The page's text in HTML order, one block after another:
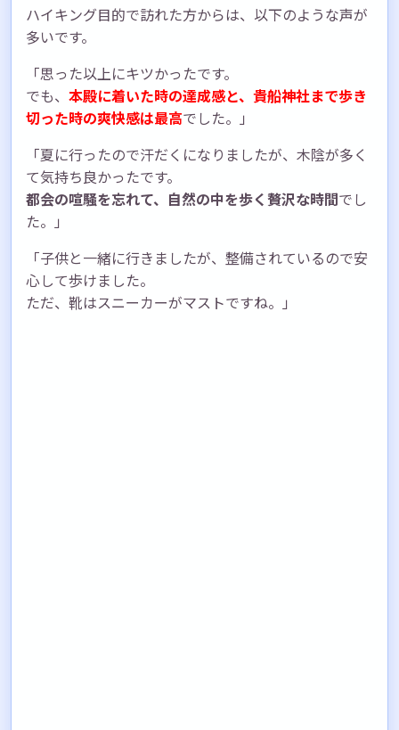
ハイキング目的で訪れた方からは、以下のような声が
多いです。
「思った以上にキツかったです。
でも、 本殿に着いた時の達成感と、貴船神社まで歩き
切った時の爽快感は最高でした。」
「夏に行ったので汗だくになりましたが、木陰が多く
て気持ち良かったです。
都会の喧騒を忘れて、自然の中を歩く贅沢な時間でし
た。」
「子供と一緒に行きましたが、整備されているので安
心して歩けました。
ただ、靴はスニーカーがマストですね。」